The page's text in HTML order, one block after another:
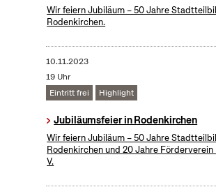
Wir feiern Jubiläum – 50 Jahre
Rodenkirchen.
10.11.2023
19 Uhr
Eintritt frei
Highlight
Jubiläumsfeier in Rodenkirchen
Wir feiern Jubiläum – 50 Jahre
Rodenkirchen und 20 Jahre Förderverein
V.